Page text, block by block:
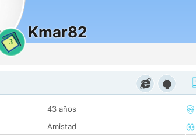
3
Kmar82
43 años
Amistad